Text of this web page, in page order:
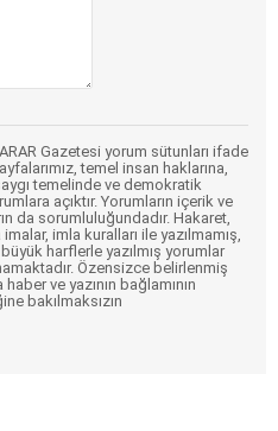
Gazetesi yorum sütunları ifade
temel insan haklarına,
temelinde ve demokratik
açıktır. Yorumların içerik ve
da sorumluluğundadır. Hakaret,
imla kuralları ile yazılmamış,
harflerle yazılmış yorumlar
Özensizce belirlenmiş
ve yazının bağlamının
bakılmaksızın